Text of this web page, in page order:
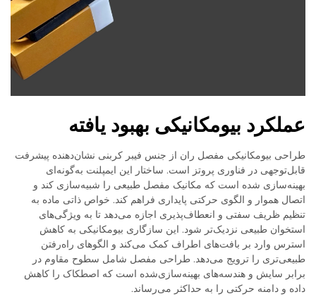
عملکرد بیومکانیکی بهبود یافته
طراحی بیومکانیکی مفصل ران از جنس فیبر کربنی نشان‌دهنده پیشرفت
قابل‌توجهی در فناوری پروتز است. ساختار این ایمپلنت به‌گونه‌ای
بهینه‌سازی شده است که مکانیک مفصل طبیعی را شبیه‌سازی کند و
اتصال هموار و الگوی حرکتی پایداری فراهم کند. خواص ذاتی ماده به
تنظیم ظریف سفتی و انعطاف‌پذیری اجازه می‌دهد تا به ویژگی‌های
استخوان طبیعی نزدیک‌تر شود. این سازگاری بیومکانیکی به کاهش
استرس وارد بر بافت‌های اطراف کمک می‌کند و الگوهای راه‌رفتن
طبیعی‌تری را ترویج می‌دهد. طراحی مفصل شامل سطوح مقاوم در
برابر سایش و هندسه‌های بهینه‌سازی‌شده است که اصطکاک را کاهش
داده و دامنه حرکتی را به حداکثر می‌رساند.